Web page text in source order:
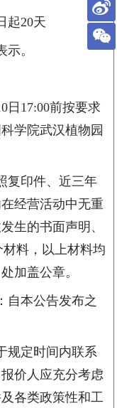
20天
。
17:00前按要求
学院武汉植物园
印件、近三年
经营活动中无重
生的书面声明、
料，以上材料均
加盖公章。
本公告发布之
定时间内联系
价人应充分考虑
各类政策性和工